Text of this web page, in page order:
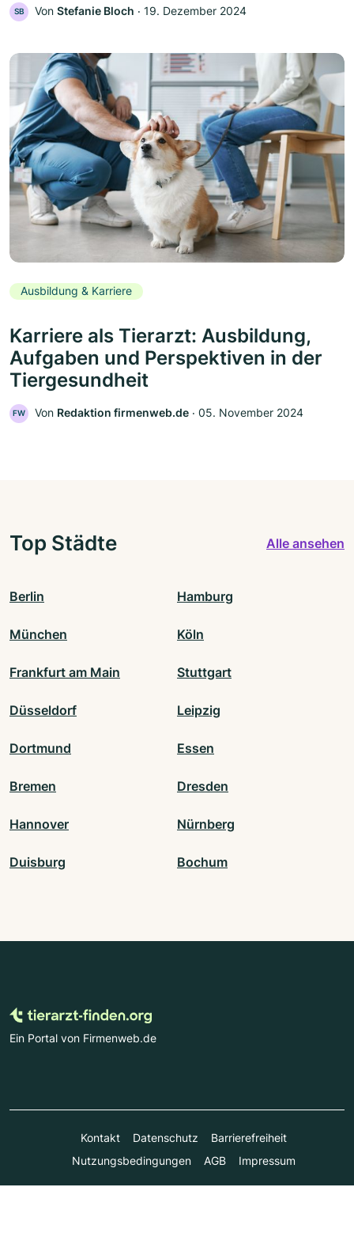
SB Von Stefanie Bloch ‧ 19. Dezember 2024
Ausbildung & Karriere
Karriere als Tierarzt: Ausbildung,
Aufgaben und Perspektiven in der
Tiergesundheit
FW Von Redaktion firmenweb.de ‧ 05. November 2024
Top Städte Alle ansehen
Berlin Hamburg
München Köln
Frankfurt am Main Stuttgart
Düsseldorf Leipzig
Dortmund Essen
Bremen Dresden
Hannover Nürnberg
Duisburg Bochum
Ein Portal von Firmenweb.de
Kontakt Datenschutz
Barrierefreiheit
Nutzungsbedingungen
AGB Impressum